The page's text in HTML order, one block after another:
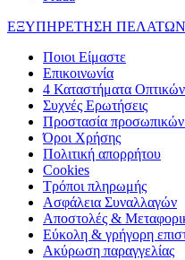
ΕΞΥΠΗΡΕΤΗΣΗ ΠΕΛΑΤΩΝ
Ποιοι Είμαστε
Επικοινωνία
4 Καταστήματα Οπτικών
Συχνές Ερωτήσεις
Προστασία
Όροι Χρήσης
Πολιτική απορρήτου
Cookies
Τρόποι πληρωμής
Ασφάλεια Συναλλαγών
Αποστολές &
Εύκολη & γρήγορη
Ακύρωση παραγγελίας